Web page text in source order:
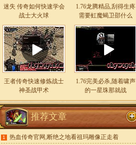
迷失 传奇如何快速学会
战士大火球
1.76龙腾精品,刮得生疼
需要虹魔蝎卫邵什么
王者传奇快速修炼战士
神圣战甲术
1.76完美必杀,随着啸声
的一星珠那就战
推荐文章
1 热血传奇官网,断绝之地看祖玛雕像正走着